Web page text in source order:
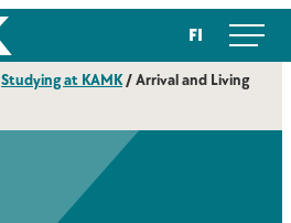
FI
Studying at KAMK/Arrival and Living